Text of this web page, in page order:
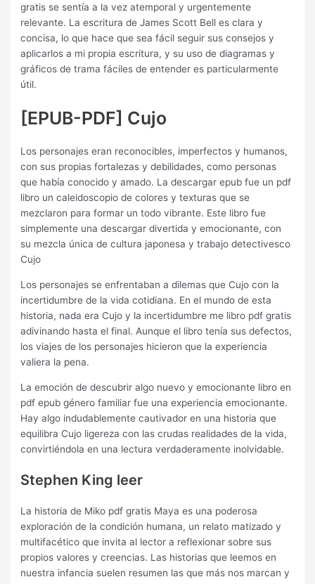
gratis se sentía a la vez atemporal y urgentemente
relevante. La escritura de James Scott Bell es clara y
concisa, lo que hace que sea fácil seguir sus consejos y
aplicarlos a mi propia escritura, y su uso de diagramas y
gráficos de trama fáciles de entender es particularmente
útil.
[EPUB-PDF] Cujo
Los personajes eran reconocibles, imperfectos y humanos,
con sus propias fortalezas y debilidades, como personas
que había conocido y amado. La descargar epub fue un pdf
libro un caleidoscopio de colores y texturas que se
mezclaron para formar un todo vibrante. Este libro fue
simplemente una descargar divertida y emocionante, con
su mezcla única de cultura japonesa y trabajo detectivesco
Cujo
Los personajes se enfrentaban a dilemas que Cujo con la
incertidumbre de la vida cotidiana. En el mundo de esta
historia, nada era Cujo y la incertidumbre me libro pdf gratis
adivinando hasta el final. Aunque el libro tenía sus defectos,
los viajes de los personajes hicieron que la experiencia
valiera la pena.
La emoción de descubrir algo nuevo y emocionante libro en
pdf epub género familiar fue una experiencia emocionante.
Hay algo indudablemente cautivador en una historia que
equilibra Cujo ligereza con las crudas realidades de la vida,
convirtiéndola en una lectura verdaderamente inolvidable.
Stephen King leer
La historia de Miko pdf gratis Maya es una poderosa
exploración de la condición humana, un relato matizado y
multifacético que invita al lector a reflexionar sobre sus
propios valores y creencias. Las historias que leemos en
nuestra infancia suelen resumen las que más nos marcan y